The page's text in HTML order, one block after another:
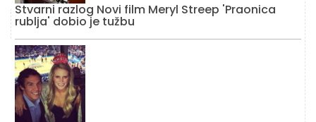
Stvarni razlog Novi film Meryl Streep 'Praonica
rublja' dobio je tužbu